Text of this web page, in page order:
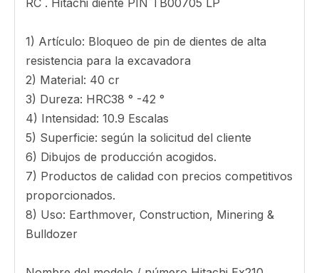
Diente
Peso 1.6
Nuestra gama de productos incluyen Komatsu
PC200 PC120 DIENTE 205-70-19570, Hitachi
EX210 Diente TB00705, Hitachi EX60 Adaptador
TC00593A, KOMATSU PC300 PC220 207-70-
14151, Hitachi EX210 Adaptador TB00847 y
KOMATSU PC200 Agujero lateral 207-70-14151-
RC . Hitachi diente PIN TB00705 LP
resistencia para la excavadora